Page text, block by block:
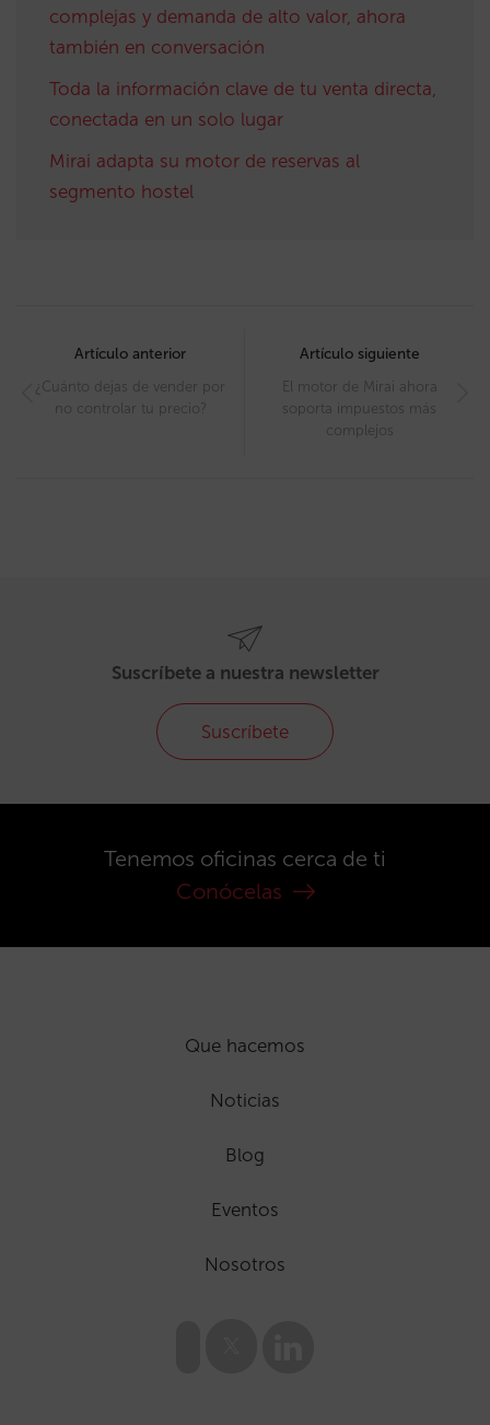
complejas y demanda de alto valor, ahora
también en conversación
Toda la información clave de tu venta directa,
conectada en un solo lugar
Mirai adapta su motor de reservas al
segmento hostel
navigation
Artículo anterior
¿Cuánto dejas de vender por
no controlar tu precio?
Artículo siguiente
El motor de Mirai ahora
soporta impuestos más
complejos
Suscríbete a nuestra newsletter
Suscríbete
Tenemos oficinas cerca de ti
Conócelas
Que hacemos
Noticias
Blog
Eventos
Nosotros